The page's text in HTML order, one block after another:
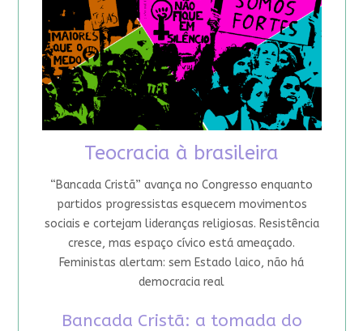
Teocracia à brasileira
“Bancada Cristã” avança no Congresso enquanto
partidos progressistas esquecem movimentos
sociais e cortejam lideranças religiosas. Resistência
cresce, mas espaço cívico está ameaçado.
Feministas alertam: sem Estado laico, não há
democracia real
Bancada Cristã: a tomada do